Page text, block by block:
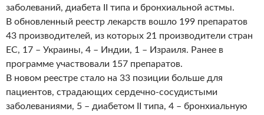
заболеваний, диабета II типа и бронхиальной астмы.
В обновленный реестр лекарств вошло 199 препаратов
43 производителей, из которых 21 производители стран
ЕС, 17 – Украины, 4 – Индии, 1 – Израиля. Ранее в
программе участвовали 157 препаратов.
В новом реестре стало на 33 позиции больше для
пациентов, страдающих сердечно-сосудистыми
заболеваниями, 5 – диабетом II типа, 4 – бронхиальную